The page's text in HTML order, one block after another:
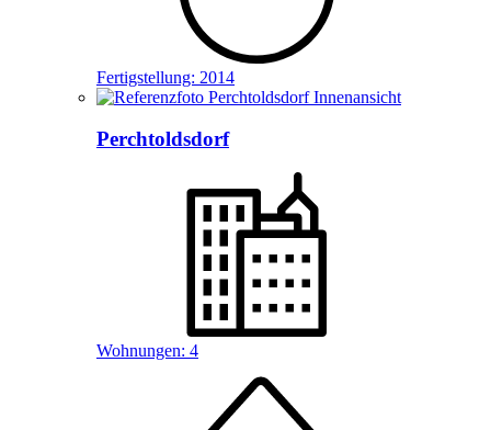
Fertigstellung: 2014
Perchtoldsdorf
Wohnungen: 4